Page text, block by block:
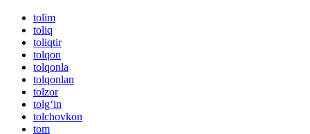
tolim
toliq
toliqtir
tolqon
tolqonla
tolqonlan
tolzor
tolg‘in
tolchovkon
tom